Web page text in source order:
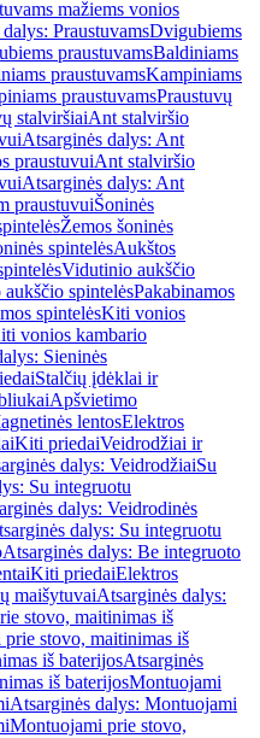
mažiems vonios
PraustuvamsDvigubiems
praustuvamsBaldiniams
praustuvamsKampiniams
praustuvamsPraustuvų
stalviršiaiAnt stalviršio
Atsarginės dalys: Ant
praustuvuiAnt stalviršio
Atsarginės dalys: Ant
praustuvuiŠoninės
Žemos šoninės
spintelėsAukštos
Vidutinio aukščio
spintelėsPakabinamos
spintelėsKiti vonios
vonios kambario
Sieninės
Stalčių įdėklai ir
Apšvietimo
lentosElektros
Kiti priedaiVeidrodžiai ir
dalys: VeidrodžiaiSu
Su integruotu
dalys: Veidrodinės
dalys: Su integruotu
Atsarginės dalys: Be integruoto
Kiti priedaiElektros
maišytuvaiAtsarginės dalys:
stovo, maitinimas iš
stovo, maitinimas iš
iš baterijosAtsarginės
iš baterijosMontuojami
Atsarginės dalys: Montuojami
Montuojami prie stovo,